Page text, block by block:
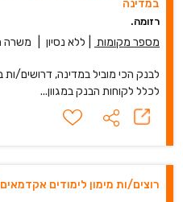
במדינה
רזומה.
מספר מקומות ללא נסיון משרה
לבנק הכי מוביל במדינה, דרושים/ות
לכלל לקוחות הבנק במגוון...
רוצים/ות מימון לימודים